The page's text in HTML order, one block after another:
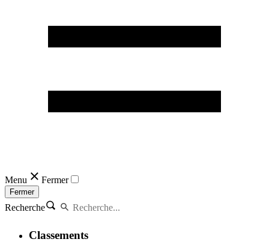
Menu Fermer
Fermer
Recherche
Classements